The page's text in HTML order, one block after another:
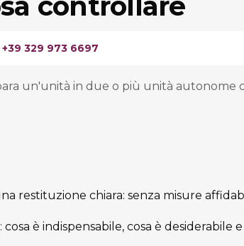
+39 329 973 6697
un'unità in due o più unità autonome
restituzione chiara: senza misure
è indispensabile, cosa è desiderabile